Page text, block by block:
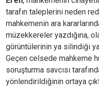
tarafın taleplerini neden
mahkemenin ara
müzekkereler yazdığına,
görüntülerinin ya silindiği
Geçen celsede mahkeme
soruşturma savcısı
yönlendirildiğinin ortaya